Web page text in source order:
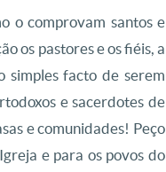
o comprovam santos e
os pastores e os fiéis, a
simples facto de serem
e sacerdotes de
e comunidades! Peço
e para os povos do